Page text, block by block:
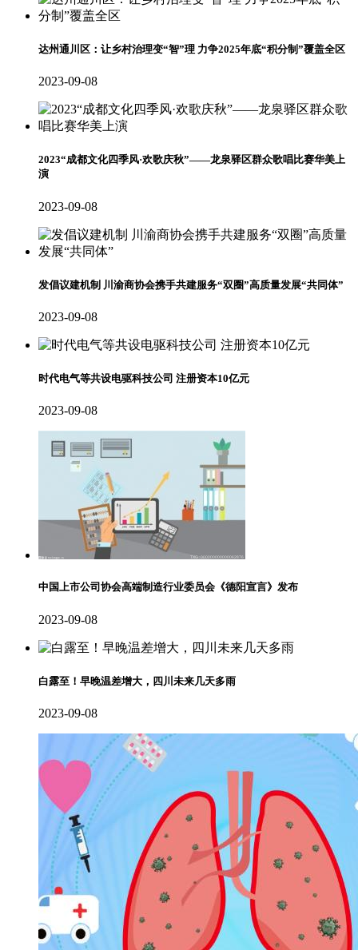
达州通川区：让乡村治理变“智”理 力争2025年底“积分制”覆盖全区
2023-09-08
2023“成都文化四季风·欢歌庆秋”——龙泉驿区群众歌唱比赛华美上
演
2023-09-08
发倡议建机制 川渝商协会携手共建服务“双圈”高质量发展“共同体”
2023-09-08
时代电气等共设电驱科技公司 注册资本10亿元
2023-09-08
中国上市公司协会高端制造行业委员会《德阳宣言》发布
2023-09-08
白露至！早晚温差增大，四川未来几天多雨
2023-09-08